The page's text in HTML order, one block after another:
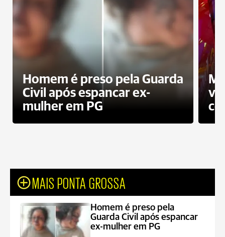
Homem é preso pela Guarda
Civil após espancar ex-
mulher em PG
MAIS PONTA GROSSA
Homem é preso pela
Guarda Civil após espancar
ex-mulher em PG